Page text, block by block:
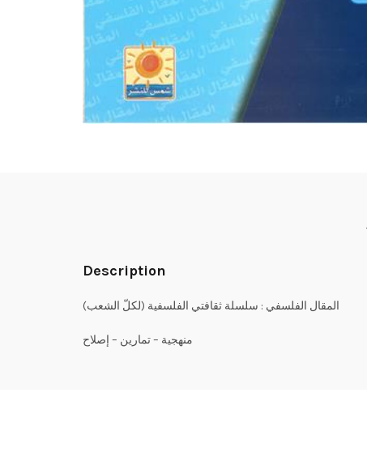
Description
المقال الفلسفي : سلسلة ثقافتي الفلسفية (لكلّ الشعب)
منهجية – تمارين – إصلاح